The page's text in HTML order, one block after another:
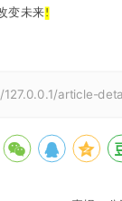
变未来!
article-